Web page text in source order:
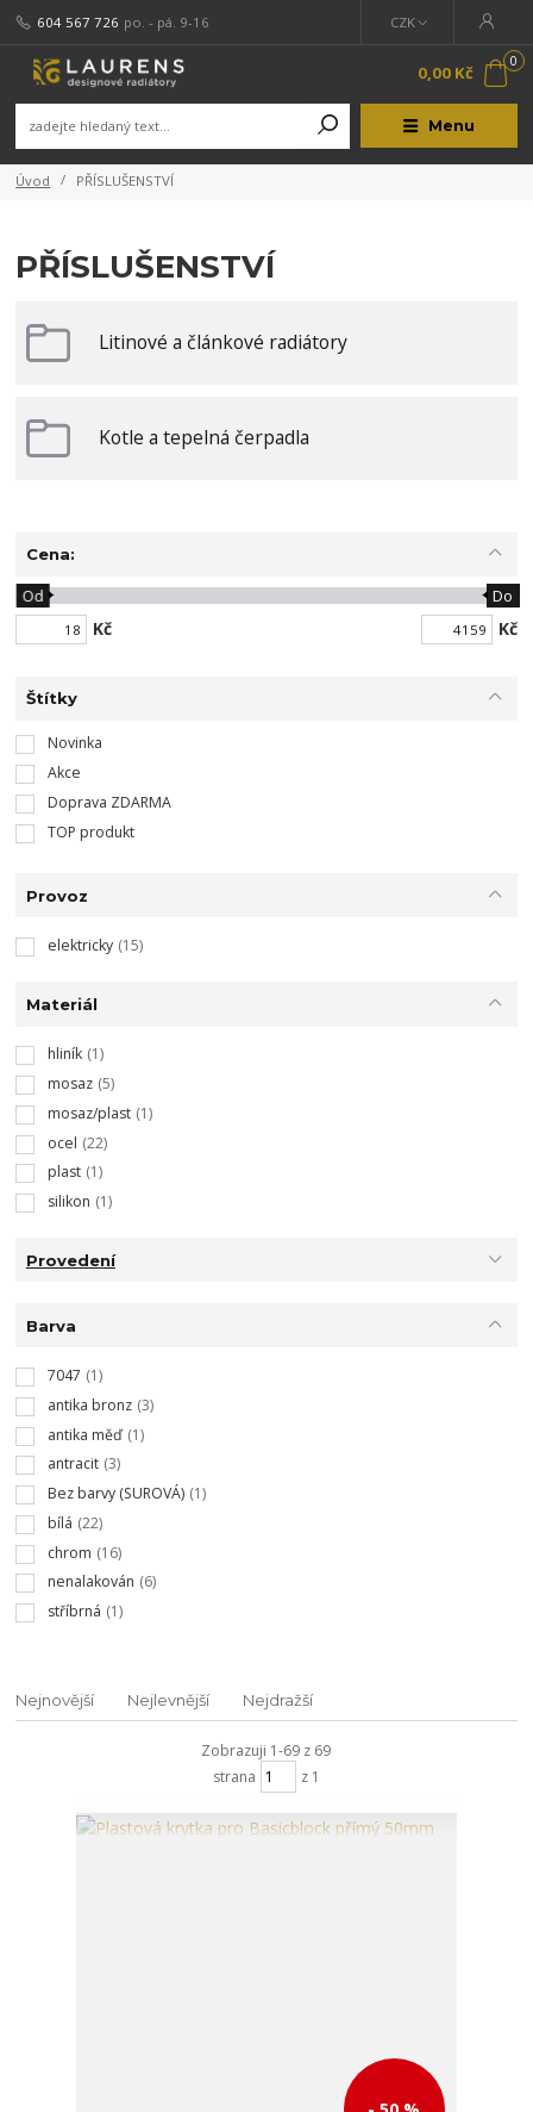
Menu
CZK
604 567 726 po. - pá. 9-16
0
0,00 Kč
Úvod PŘÍSLUŠENSTVÍ
PŘÍSLUŠENSTVÍ
Litinové a článkové radiátory
Kotle a tepelná čerpadla
Cena:
Kč
Od Do
Kč
Štítky
Novinka
Akce
Doprava ZDARMA
TOP produkt
Provoz
elektricky (15)
Materiál
hliník (1)
mosaz (5)
mosaz/plast (1)
ocel (22)
plast (1)
silikon (1)
Provedení
Barva
7047 (1)
antika bronz (3)
antika měď (1)
antracit (3)
Bez barvy (SUROVÁ) (1)
bílá (22)
chrom (16)
nenalakován (6)
stříbrná (1)
Nejnovější Nejlevnější Nejdražší
Zobrazuji 1-69 z 69
strana
z 1